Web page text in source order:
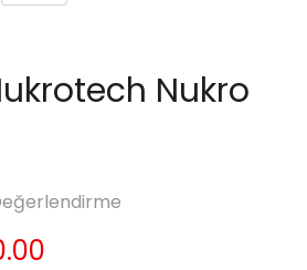
Nukro